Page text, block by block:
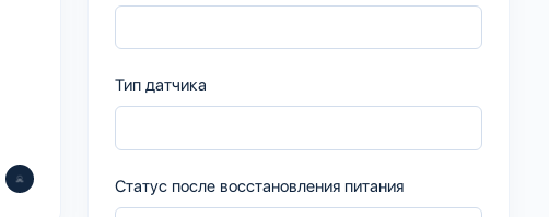
Тип датчика
Статус после восстановления питания